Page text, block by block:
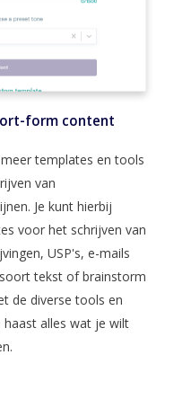
form content
templates en tools
van
Je kunt hierbij
voor het schrijven van
USP's, e-mails
tekst of brainstorm
de diverse tools en
haast alles wat je wilt